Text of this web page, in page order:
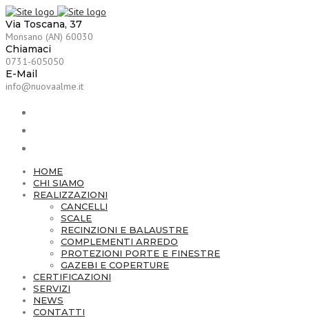
Via Toscana, 37
Monsano (AN) 60030
Chiamaci
0731-605050
E-Mail
info@nuovaalme.it
HOME
CHI SIAMO
REALIZZAZIONI
CANCELLI
SCALE
RECINZIONI E BALAUSTRE
COMPLEMENTI ARREDO
PROTEZIONI PORTE E FINESTRE
GAZEBI E COPERTURE
CERTIFICAZIONI
SERVIZI
NEWS
CONTATTI